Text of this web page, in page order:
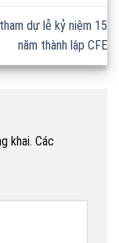
dự lễ kỷ niệm 15
năm thành lập CFE
khai. Các